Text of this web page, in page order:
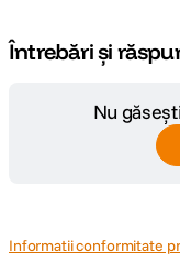
Întrebări și
Nu
Informatii conformitate